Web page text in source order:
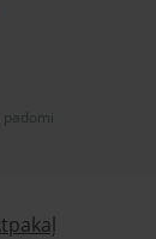
padomi